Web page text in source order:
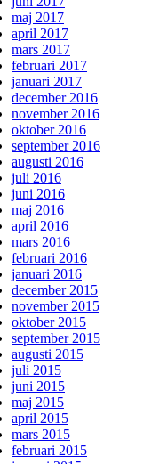
maj 2017
april 2017
mars 2017
februari 2017
januari 2017
december 2016
november 2016
oktober 2016
september 2016
augusti 2016
juli 2016
juni 2016
maj 2016
april 2016
mars 2016
februari 2016
januari 2016
december 2015
november 2015
oktober 2015
september 2015
augusti 2015
juli 2015
juni 2015
maj 2015
april 2015
mars 2015
februari 2015